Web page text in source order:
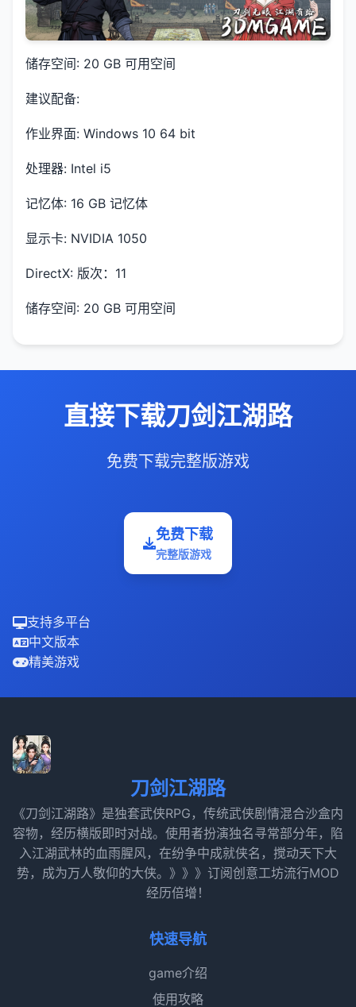
储存空间: 20 GB 可用空间
建议配备:
作业界面: Windows 10 64 bit
处理器: Intel i5
记忆体: 16 GB 记忆体
显示卡: NVIDIA 1050
DirectX: 版次：11
储存空间: 20 GB 可用空间
直接下载刀剑江湖路
免费下载完整版游戏
免费下载
完整版游戏
支持多平台
中文版本
精美游戏
刀剑江湖路
《刀剑江湖路》是独套武侠RPG，传统武侠剧情混合沙盒内
容物，经历横版即时对战。使用者扮演独名寻常部分年，陷
入江湖武林的血雨腥风，在纷争中成就侠名，搅动天下大
势，成为万人敬仰的大侠。》》》订阅创意工坊流行MOD
经历倍增！
快速导航
game介绍
使用攻略